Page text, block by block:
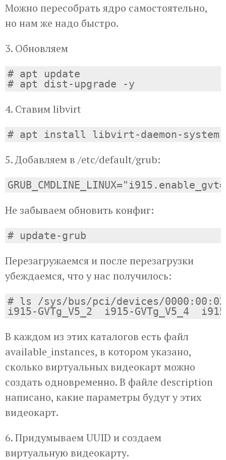
Можно пересобрать ядро самостоятельно,
но нам же надо быстро.
3. Обновляем
# apt update
4. Ставим libvirt
5. Добавляем в /etc/default/grub:
Не забываем обновить конфиг:
Перезагружаемся и после перезагрузки
убеждаемся, что у нас получилось:
# ls /sys/bus/pci/devices/
В каждом из этих каталогов есть файл
available_instances, в котором указано,
сколько виртуальных видеокарт можно
создать одновременно. В файле description
написано, какие параметры будут у этих
видеокарт.
6. Придумываем UUID и создаем
виртуальную видеокарту.